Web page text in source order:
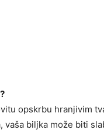
opskrbu hranjivim
biljka može biti